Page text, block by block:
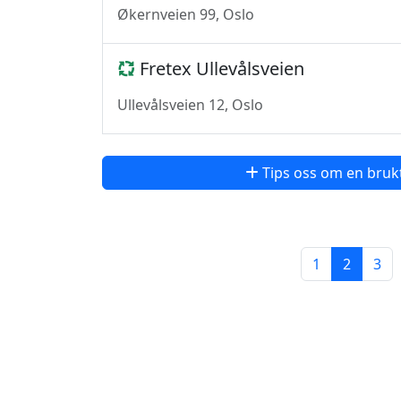
Økernveien 99, Oslo
Fretex Ullevålsveien
Ullevålsveien 12, Oslo
Tips oss om en
1 2 3